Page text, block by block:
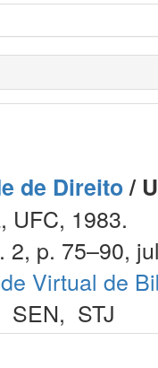
de Direito/
UFC, 1983.
2, p. 75–90,
Virtual de
SEN, STJ